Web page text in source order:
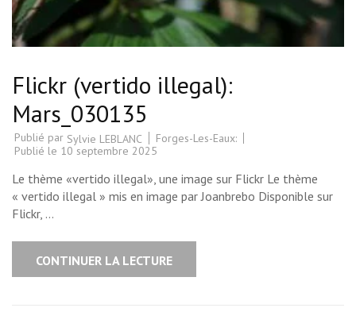
Flickr (vertido illegal):
Mars_030135
Publié par Sylvie LEBLANC
Forges-Les-Eaux:
Publié le 10 septembre 2025
Le thème «vertido illegal», une image sur Flickr Le thème
« vertido illegal » mis en image par Joanbrebo Disponible sur
Flickr, …
CONTINUER LA LECTURE